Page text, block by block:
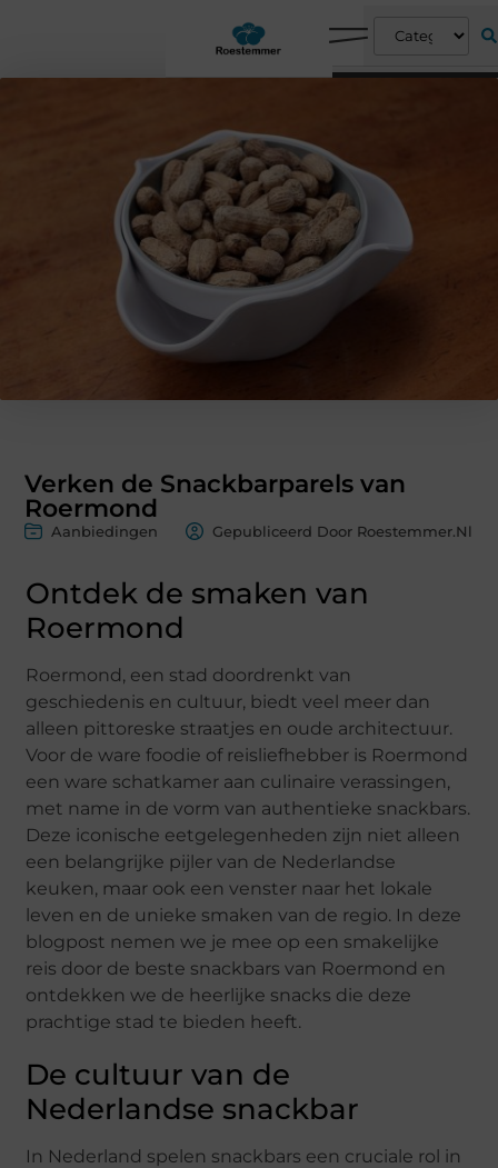
Verken de Snackbarparels van
Roermond
Aanbiedingen Gepubliceerd Door Roestemmer.nl
Ontdek de smaken van
Roermond
Roermond, een stad doordrenkt van
geschiedenis en cultuur, biedt veel meer dan
alleen pittoreske straatjes en oude architectuur.
Voor de ware foodie of reisliefhebber is Roermond
een ware schatkamer aan culinaire verassingen,
met name in de vorm van authentieke snackbars.
Deze iconische eetgelegenheden zijn niet alleen
een belangrijke pijler van de Nederlandse
keuken, maar ook een venster naar het lokale
leven en de unieke smaken van de regio. In deze
blogpost nemen we je mee op een smakelijke
reis door de beste snackbars van Roermond en
ontdekken we de heerlijke snacks die deze
prachtige stad te bieden heeft.
De cultuur van de
Nederlandse snackbar
In Nederland spelen snackbars een cruciale rol in